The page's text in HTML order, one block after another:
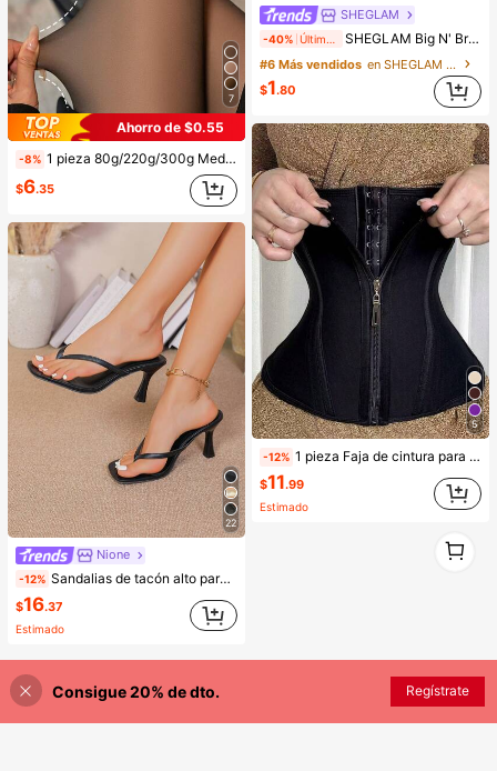
7
Ahorro de $0.55
-8% 1 pieza 80g/220g/300g Medias negras transparentes y sexys para mujer, medias sexys de negocios para primavera, otoño e invierno, medias con forro cálido, leggings cálidos (adecuados para 5-15°C), uso diario
$6.35
22
Nione
-12% Sandalias de tacón alto para mujer, sandalias de tacón fino estilo hada de verano con tira entre los dedos, zapatos de moda con tiras cruzadas para playa, vacaciones y citas nocturnas
$16.37
Estimado
SHEGLAM
-40% SHEGLAM Big N' Bright LáPiz De Ojos-Frost Brillos Marca De Belleza CosméTica Maquillaje Para Mujeres Y NiñAs
#6 Más vendidos
en SHEGLAM Maquillaje
$1.80
5
-12% 1 pieza Faja de cintura para mujer para entrenamiento fitness, danza, yoga y deportes, cinturón de cintura diario con tela de malla, transpirable
$11.99
Estimado
Consigue 20% de dto. Regístrate